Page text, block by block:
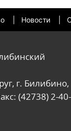
Новости
г. Билибино,
(42738) 2-